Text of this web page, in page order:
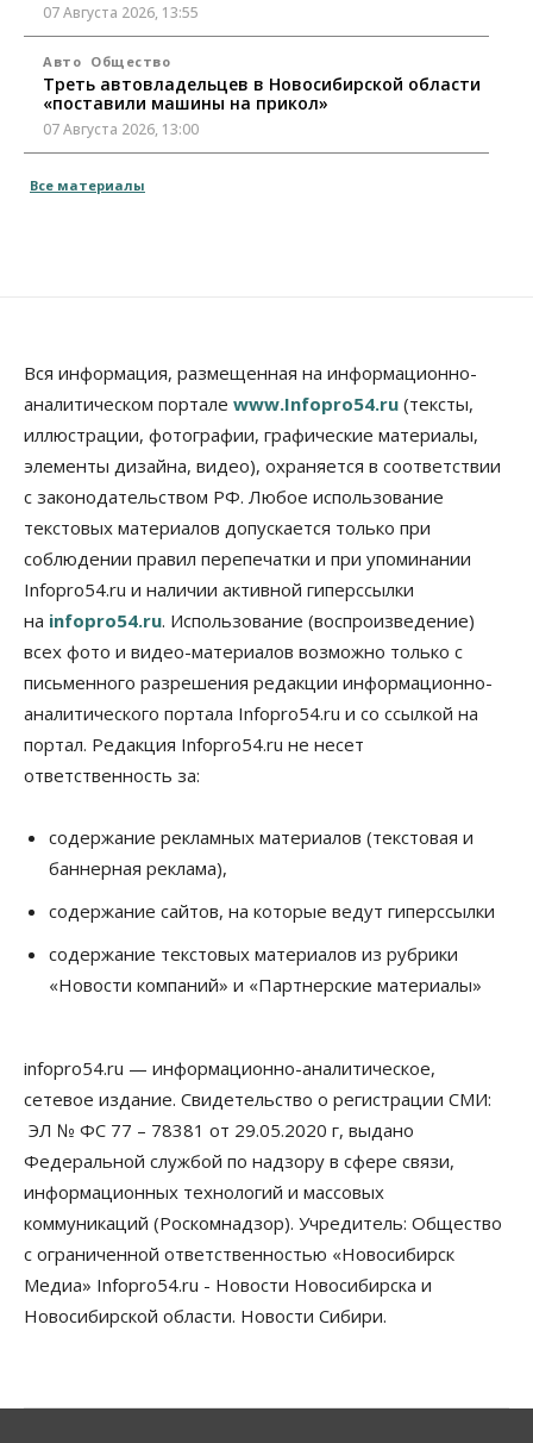
07 Августа 2026, 13:55
Авто Общество
Треть автовладельцев в Новосибирской области
«поставили машины на прикол»
07 Августа 2026, 13:00
Школы, библиотеки, пешеходные тротуары:
07 Августа 2026, 12:00
Общество
Жители Новосибирска смогут добровольно
повысить свою пенсию
07 Августа 2026, 11:30
Деньгами будут распоряжаться дети: в десяти
школах Новосибирской области введут
инициативное бюджетирование
07 Августа 2026, 11:00
Общество Право&Порядок
В Новосибирске руководителя отдела полиции
заключили под стражу
07 Августа 2026, 10:15
Новосибирской области, но режима ЧС не будет
07 Августа 2026, 10:00
Бизнес Право&Порядок
выстраивают системы защиты от атак БПЛА
07 Августа 2026, 09:00
листы на полмиллиарда рублей
07 Августа 2026, 08:00
Искусственный интеллект предлагают
привлекать к разработке новых лекарств в
России
06 Августа 2026, 19:00
Мировые И Федеральные Новости
Россия построит в Киргизии новый кампус КРСУ:
30 гектаров, 15 тысяч студентов и 30 миллиардов
Все материалы
Вся информация, размещенная на информационно-
аналитическом портале www.Infopro54.ru (тексты,
иллюстрации, фотографии, графические материалы,
элементы дизайна, видео), охраняется в соответствии
с законодательством РФ. Любое использование
текстовых материалов допускается только при
соблюдении правил перепечатки и при упоминании
Infopro54.ru и наличии активной гиперссылки
на infopro54.ru. Использование (воспроизведение)
всех фото и видео-материалов возможно только с
письменного разрешения редакции информационно-
аналитического портала Infopro54.ru и со ссылкой на
портал. Редакция Infopro54.ru не несет
ответственность за:
содержание рекламных материалов (текстовая и
баннерная реклама),
содержание сайтов, на которые ведут гиперссылки
содержание текстовых материалов из рубрики
«Новости компаний» и «Партнерские материалы»
infopro54.ru — информационно-аналитическое,
сетевое издание. Свидетельство о регистрации СМИ:
ЭЛ № ФС 77 – 78381 от 29.05.2020 г, выдано
Федеральной службой по надзору в сфере связи,
информационных технологий и массовых
коммуникаций (Роскомнадзор). Учредитель: Общество
с ограниченной ответственностью «Новосибирск
Медиа» Infopro54.ru - Новости Новосибирска и
Новосибирской области. Новости Сибири.